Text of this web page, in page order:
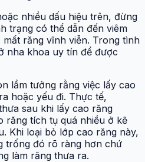
nhiều dấu hiệu trên, đừng
trạng có thể dẫn đến viêm
răng vĩnh viễn. Trong tình
nha khoa uy tín để được
lầm tưởng rằng việc lấy cao
hoặc yếu đi. Thực tế,
sau khi lấy cao răng
răng tích tụ quá nhiều ở kẽ
Khi loại bỏ lớp cao răng này,
trống đó rõ ràng hơn chứ
làm răng thưa ra.